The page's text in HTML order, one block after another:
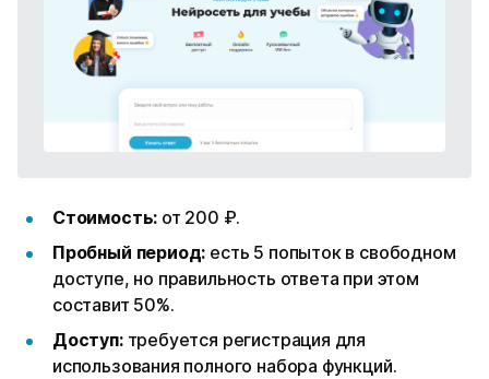
Стоимость: от 200 ₽.
Пробный период: есть 5 попыток в свободном
доступе, но правильность ответа при этом
составит 50%.
Доступ: требуется регистрация для
использования полного набора функций.